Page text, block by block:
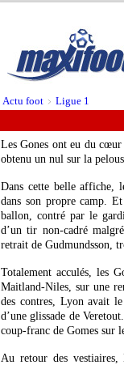
Actu foot > Ligue 1
Les Gones ont eu du
obtenu un nul sur la
Dans cette belle affiche,
dans son propre camp.
ballon, contré par le
d’un tir non-cadré
retrait de Gudmundsson,
Totalement acculés, les
Maitland-Niles, sur une
des contres, Lyon avait
d’une glissade de
coup-franc de Gomes sur
Au retour des